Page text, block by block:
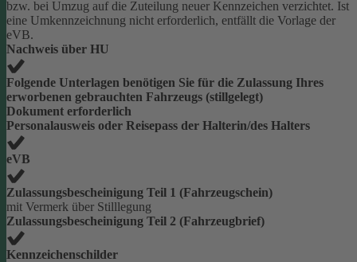
bzw. bei Umzug auf die Zuteilung neuer Kennzeichen verzichtet. Ist
eine Umkennzeichnung nicht erforderlich, entfällt die Vorlage der
eVB.
Nachweis über HU
Folgende Unterlagen benötigen Sie für die Zulassung Ihres
erworbenen gebrauchten Fahrzeugs (stillgelegt)
Dokument erforderlich
Personalausweis oder Reisepass der Halterin/des Halters
eVB
Zulassungsbescheinigung Teil 1 (Fahrzeugschein)
mit Vermerk über Stilllegung
Zulassungsbescheinigung Teil 2 (Fahrzeugbrief)
Kennzeichenschilder